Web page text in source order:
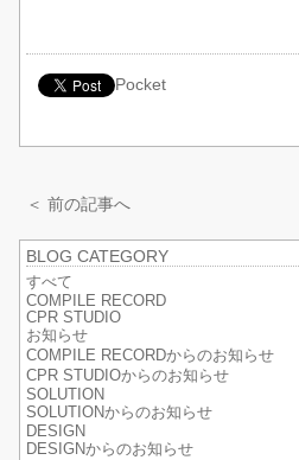
Pocket
＜ 前の記事へ
BLOG CATEGORY
すべて
COMPILE RECORD
CPR STUDIO
お知らせ
COMPILE RECORDからのお知らせ
CPR STUDIOからのお知らせ
SOLUTION
SOLUTIONからのお知らせ
DESIGN
DESIGNからのお知らせ